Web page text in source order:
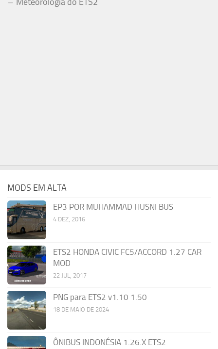
MODS EM ALTA
EP3 POR MUHAMMAD HUSNI BUS
4 DEZ, 2016
ETS2 HONDA CIVIC FC5/ACCORD 1.27 CAR
MOD
22 JUL, 2017
PNG para ETS2 v1.10 1.50
18 DE MAIO DE 2024
ÔNIBUS INDONÉSIA 1.26.X ETS2